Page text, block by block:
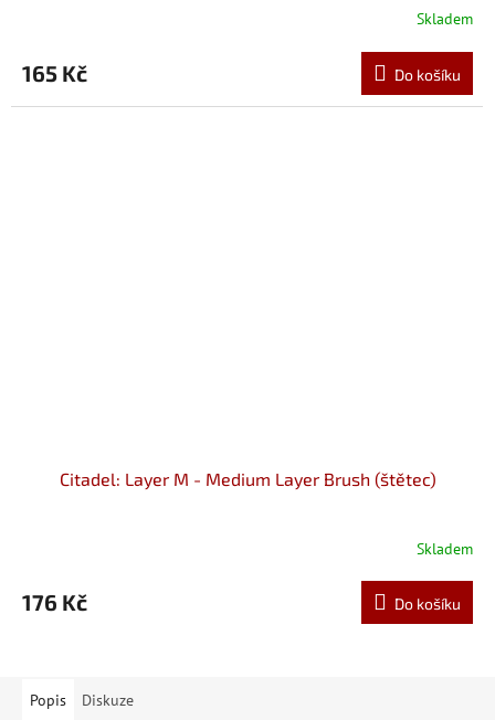
Skladem
165 Kč Do košíku
Citadel: Layer M - Medium Layer Brush (štětec)
Skladem
176 Kč Do košíku
Popis Diskuze